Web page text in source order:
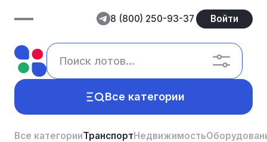
8 (800) 250-93-37 Войти
Все категории
Все категорииТранспортНедвижимость